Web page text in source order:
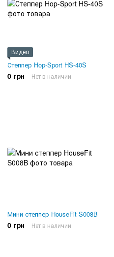
Видео
Степпер Hop-Sport HS-40S
0 грн Нет в наличии
Мини степпер HouseFit S008B
0 грн Нет в наличии